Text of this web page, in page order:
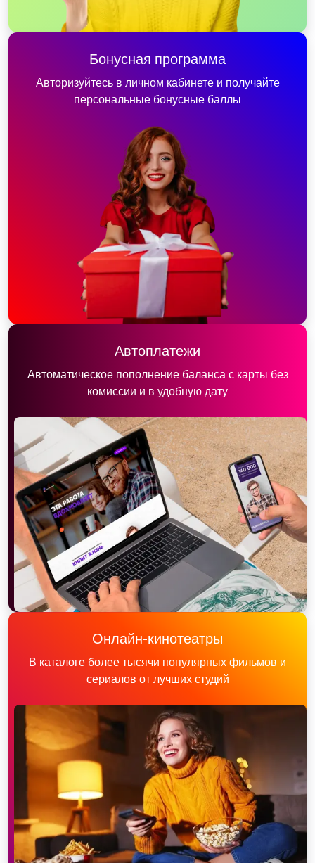
Бонусная программа
Авторизуйтесь в личном кабинете и получайте
персональные бонусные баллы
Автоплатежи
Автоматическое пополнение баланса с карты без
комиссии и в удобную дату
Онлайн-кинотеатры
В каталоге более тысячи популярных фильмов и
сериалов от лучших студий